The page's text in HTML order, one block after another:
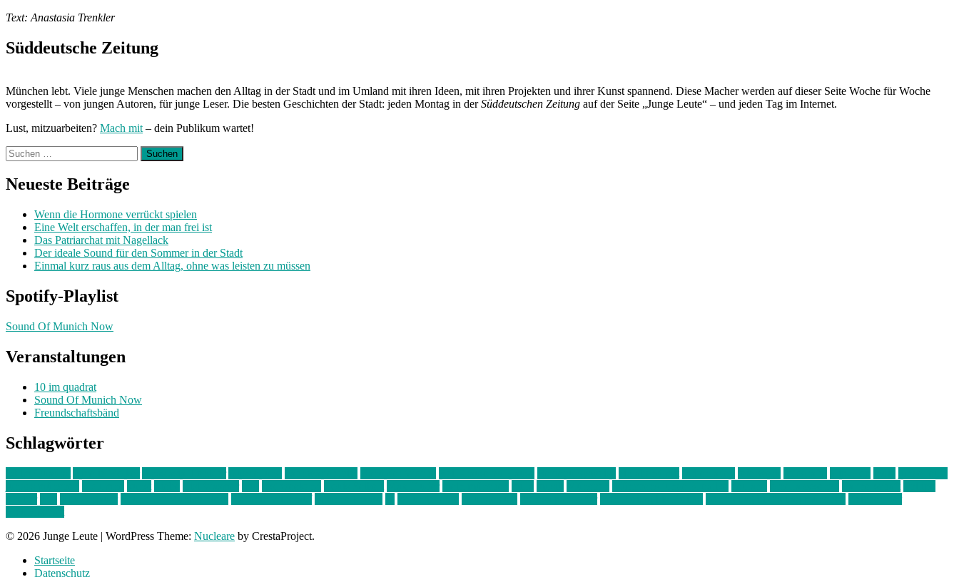
Text: Anastasia Trenkler
Süddeutsche Zeitung
München lebt. Viele junge Menschen machen den Alltag in der Stadt und im Umland mit ihren Ideen, mit ihren Projekten und ihrer Kunst spannend. Diese Macher werden auf dieser Seite Woche für Woche
vorgestellt – von jungen Autoren, für junge Leser. Die besten Geschichten der Stadt: jeden Montag in derSüddeutschen Zeitung auf der Seite „Junge Leute“ – und jeden Tag im Internet.
Lust, mitzuarbeiten? Mach mit – dein Publikum wartet!
Suchen
nach:
Neueste Beiträge
Wenn die Hormone verrückt spielen
Eine Welt erschaffen, in der man frei ist
Das Patriarchat mit Nagellack
Der ideale Sound für den Sommer in der Stadt
Einmal kurz raus aus dem Alltag, ohne was leisten zu müssen
Spotify-Playlist
Sound Of Munich Now
Veranstaltungen
10 im quadrat
Sound Of Munich Now
Freundschaftsbänd
Schlagwörter
© 2026 Junge Leute | WordPress Theme: Nucleare by CrestaProject.
Startseite
Datenschutz